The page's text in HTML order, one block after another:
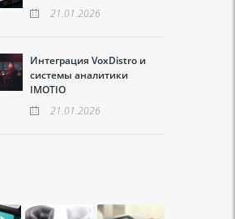
21.01.2026
Интеграция VoxDistro и
системы аналитики
IMOTIO
21.01.2026